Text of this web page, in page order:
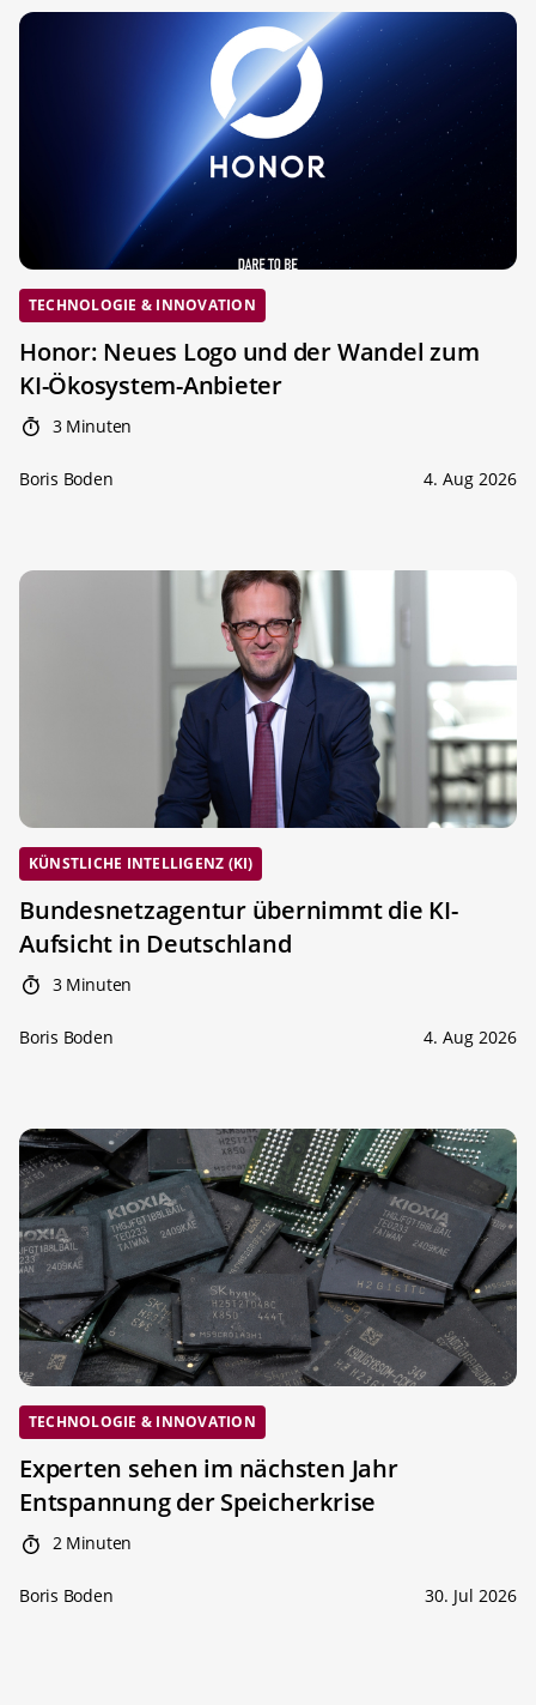
TECHNOLOGIE & INNOVATION
Honor: Neues Logo und der Wandel zum
KI-Ökosystem-Anbieter
3 Minuten
Boris Boden 4. Aug 2026
KÜNSTLICHE INTELLIGENZ (KI)
Bundesnetzagentur übernimmt die KI-
Aufsicht in Deutschland
3 Minuten
Boris Boden 4. Aug 2026
TECHNOLOGIE & INNOVATION
Experten sehen im nächsten Jahr
Entspannung der Speicherkrise
2 Minuten
Boris Boden 30. Jul 2026